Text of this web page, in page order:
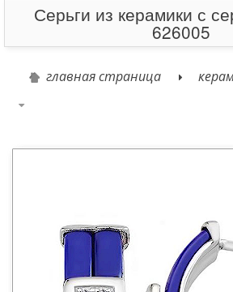
Серьги из керамики с
626005
главная страница